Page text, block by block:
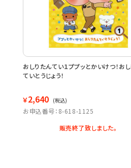
おしりたんてい１ププッとかいけつ！お
ていとうじょう！
￥2,640 (税込)
お申込番号：8-618-1125
販売終了致しました。